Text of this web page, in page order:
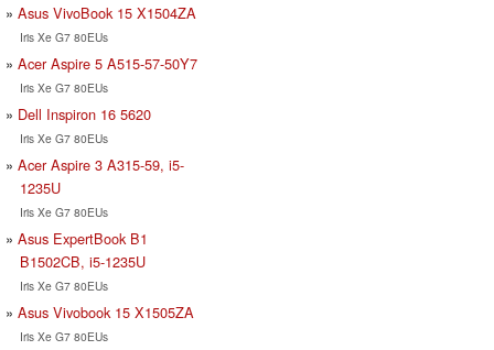
Asus VivoBook 15 X1504ZA
Iris Xe G7 80EUs
Acer Aspire 5 A515-57-50Y7
Iris Xe G7 80EUs
Dell Inspiron 16 5620
Iris Xe G7 80EUs
Acer Aspire 3 A315-59, i5-
1235U
Iris Xe G7 80EUs
Asus ExpertBook B1
B1502CB, i5-1235U
Iris Xe G7 80EUs
Asus Vivobook 15 X1505ZA
Iris Xe G7 80EUs